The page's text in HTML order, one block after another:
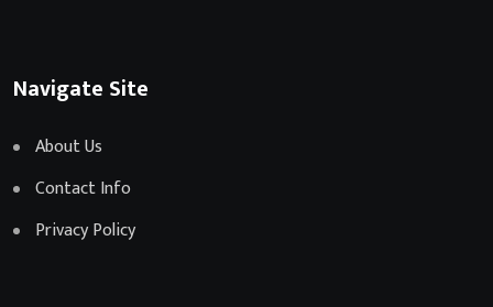
Navigate Site
About Us
Contact Info
Privacy Policy